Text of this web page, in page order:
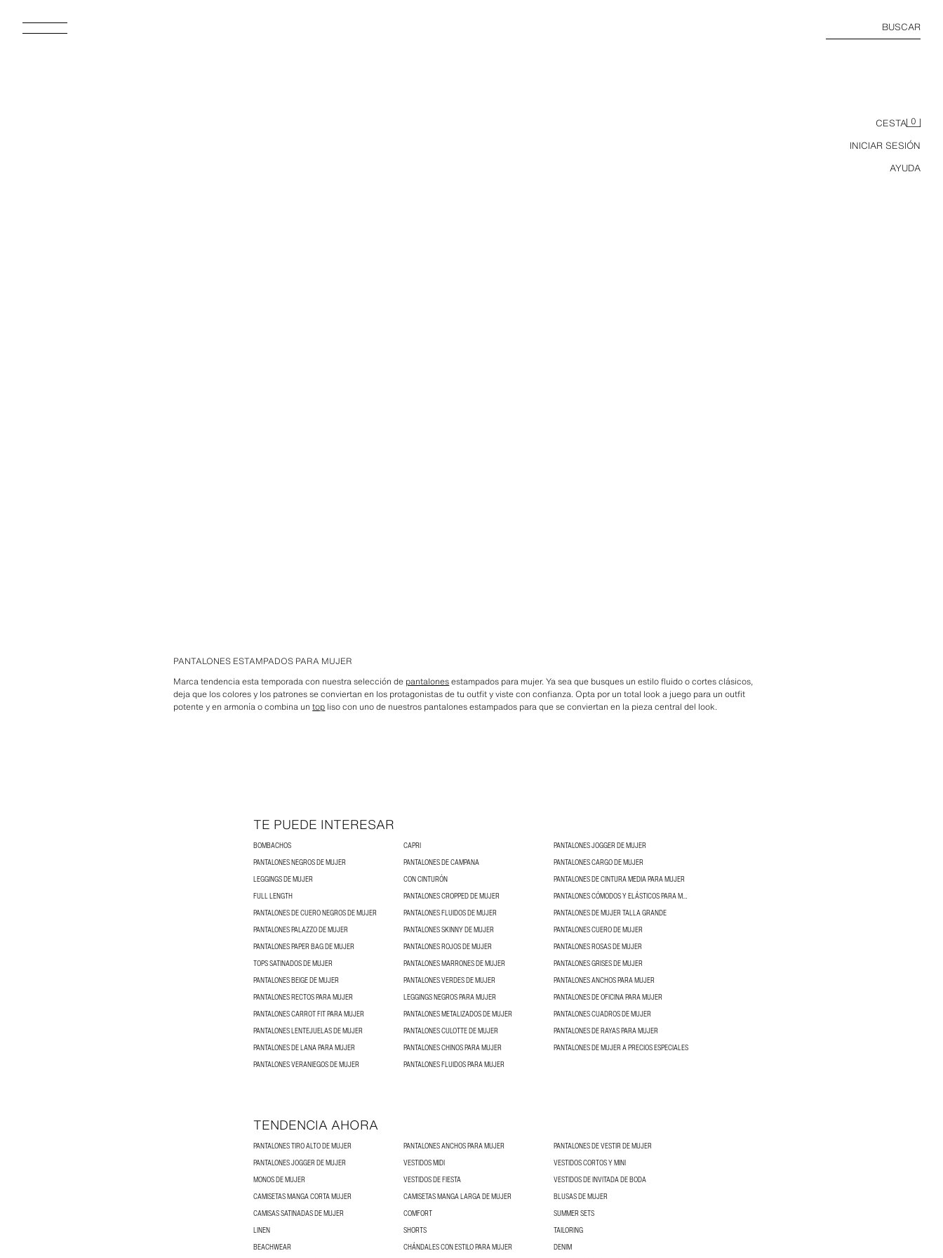
BUSCAR
CESTA 0
INICIAR SESIÓN
AYUDA
PANTALONES ESTAMPADOS PARA MUJER
Marca tendencia esta temporada con nuestra selección de pantalonesestampados para mujer. Ya sea que busques un estilo fluido o cortes clásicos,
deja que los colores y los patrones se conviertan en los protagonistas de tu outfit y viste con confianza. Opta por un total look a juego para un outfit
potente y en armonía o combina untop liso con uno de nuestros pantalones estampados para que se conviertan en la pieza central del look.
TE PUEDE INTERESAR
BOMBACHOS CAPRI
PANTALONES JOGGER DE MUJER
PANTALONES NEGROS DE MUJER
PANTALONES DE CAMPANA
PANTALONES CARGO DE MUJER
LEGGINGS DE MUJER
CON CINTURÓN
PANTALONES DE CINTURA MEDIA PARA MUJER
FULL LENGTH
PANTALONES CROPPED DE MUJER
PANTALONES CÓMODOS Y ELÁSTICOS PARA MUJER
PANTALONES DE CUERO NEGROS DE MUJER
PANTALONES FLUIDOS DE MUJER
PANTALONES DE MUJER TALLA GRANDE
PANTALONES PALAZZO DE MUJER
PANTALONES SKINNY DE MUJER
PANTALONES CUERO DE MUJER
PANTALONES PAPER BAG DE MUJER
PANTALONES ROJOS DE MUJER
PANTALONES ROSAS DE MUJER
TOPS SATINADOS DE MUJER
PANTALONES MARRONES DE MUJER
PANTALONES GRISES DE MUJER
PANTALONES BEIGE DE MUJER
PANTALONES VERDES DE MUJER
PANTALONES ANCHOS PARA MUJER
PANTALONES RECTOS PARA MUJER
LEGGINGS NEGROS PARA MUJER
PANTALONES DE OFICINA PARA MUJER
PANTALONES CARROT FIT PARA MUJER
PANTALONES METALIZADOS DE MUJER
PANTALONES CUADROS DE MUJER
PANTALONES LENTEJUELAS DE MUJER
PANTALONES CULOTTE DE MUJER
PANTALONES DE RAYAS PARA MUJER
PANTALONES DE LANA PARA MUJER
PANTALONES CHINOS PARA MUJER
PANTALONES DE MUJER A PRECIOS ESPECIALES
PANTALONES VERANIEGOS DE MUJER
PANTALONES FLUIDOS PARA MUJER
TENDENCIA AHORA
PANTALONES TIRO ALTO DE MUJER PANTALONES ANCHOS PARA MUJER
PANTALONES DE VESTIR DE MUJER
PANTALONES JOGGER DE MUJER
VESTIDOS MIDI
VESTIDOS CORTOS Y MINI
MONOS DE MUJER
VESTIDOS DE FIESTA
VESTIDOS DE INVITADA DE BODA
CAMISETAS MANGA CORTA MUJER
CAMISETAS MANGA LARGA DE MUJER
BLUSAS DE MUJER
CAMISAS SATINADAS DE MUJER
COMFORT
SUMMER SETS
LINEN
SHORTS
TAILORING
BEACHWEAR
CHÁNDALES CON ESTILO PARA MUJER
DENIM